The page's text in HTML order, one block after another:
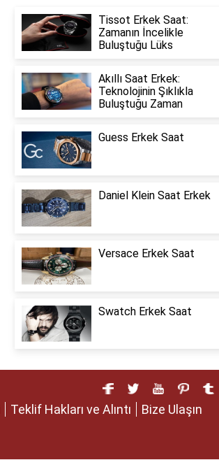
Tissot Erkek Saat:
Zamanın İncelikle
Buluştuğu Lüks
Akıllı Saat Erkek:
Teknolojinin Şıklıkla
Buluştuğu Zaman
Guess Erkek Saat
Daniel Klein Saat Erkek
Versace Erkek Saat
Swatch Erkek Saat
Teklif Hakları ve Alıntı Bize Ulaşın